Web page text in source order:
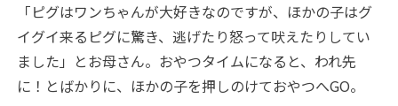
「ピグはワンちゃんが大好きなのですが、ほかの子はグ
イグイ来るピグに驚き、逃げたり怒って吠えたりしてい
ました」とお母さん。おやつタイムになると、われ先
に！とばかりに、ほかの子を押しのけておやつへGO。